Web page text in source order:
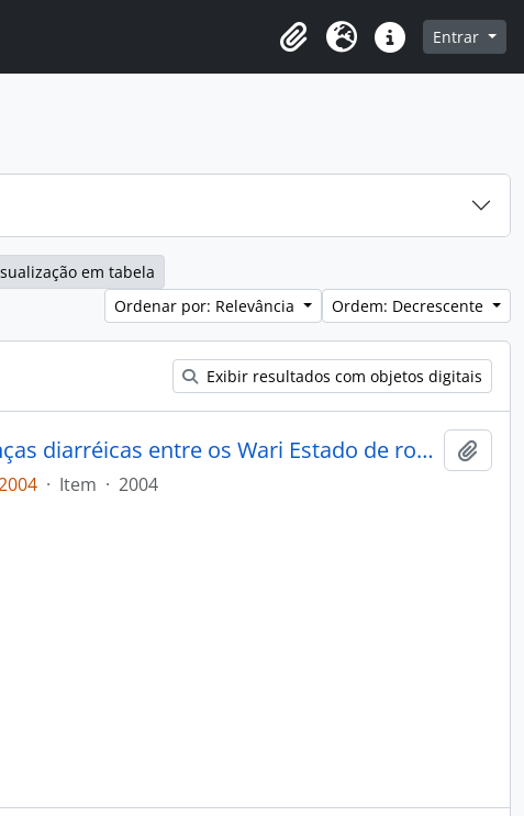
Área de Transferência
Idioma Atalhos Entrar
em tabela
Ordenar por: Relevância
Ordem: Decrescente
Exibir resultados com objetos digitais
O contexto cultural das doenças diarréicas entre os Wari Estado de rondonia Brasil: interfaces entre antropologia e saúde pública
· Item · 2004